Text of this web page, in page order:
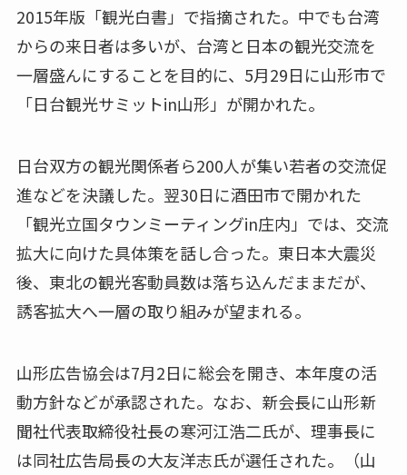
2015年版「観光白書」で指摘された。中でも台湾
からの来日者は多いが、台湾と日本の観光交流を
一層盛んにすることを目的に、5月29日に山形市で
「日台観光サミットin山形」が開かれた。
日台双方の観光関係者ら200人が集い若者の交流促
進などを決議した。翌30日に酒田市で開かれた
「観光立国タウンミーティングin庄内」では、交流
拡大に向けた具体策を話し合った。東日本大震災
後、東北の観光客動員数は落ち込んだままだが、
誘客拡大へ一層の取り組みが望まれる。
山形広告協会は7月2日に総会を開き、本年度の活
動方針などが承認された。なお、新会長に山形新
聞社代表取締役社長の寒河江浩二氏が、理事長に
は同社広告局長の大友洋志氏が選任された。（山